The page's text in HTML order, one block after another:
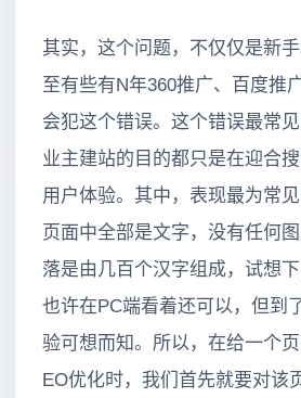
其实，这个问题，不仅仅是新
至有些有N年360推广、百度推
会犯这个错误。这个错误最常
业主建站的目的都只是在迎合
用户体验。其中，表现最为常
页面中全部是文字，没有任何
落是由几百个汉字组成，试想下
也许在PC端看着还可以，但到
验可想而知。所以，在给一个
EO优化时，我们首先就要对该